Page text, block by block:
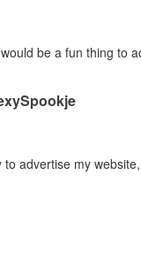
be a fun thing to
to advertise my